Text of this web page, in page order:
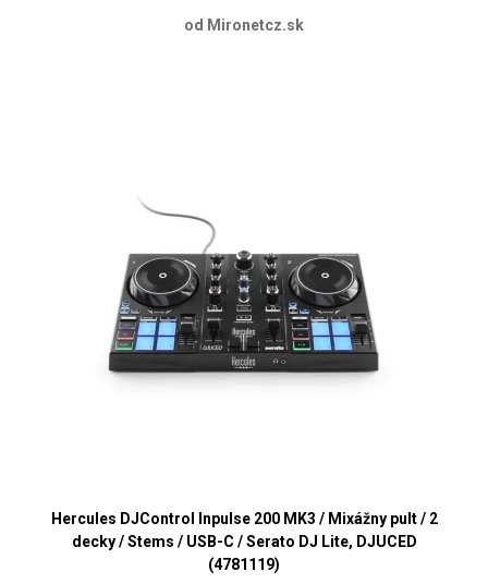
od Mironetcz.sk
Hercules DJControl Inpulse 200 MK3 / Mixážny pult / 2
decky / Stems / USB-C / Serato DJ Lite, DJUCED
(4781119)